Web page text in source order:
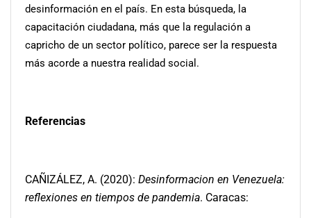
desinformación en el país. En esta búsqueda, la
capacitación ciudadana, más que la regulación a
capricho de un sector político, parece ser la respuesta
más acorde a nuestra realidad social.
Referencias
CAÑIZÁLEZ, A. (2020): Desinformacion en Venezuela:
reflexiones en tiempos de pandemia. Caracas: